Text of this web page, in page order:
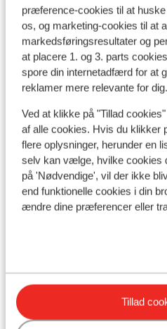
præference-cookies til at
os, og marketing-cookies til at
markedsføringsresultater og
at placere 1. og 3. parts
spore din internetadfærd for at
reklamer mere relevante for dig.
Ved at klikke på "Tillad
af alle cookies. Hvis du klikker
flere oplysninger, herunder en
selv kan vælge, hvilke cookies
på 'Nødvendige', vil der ikke
end funktionelle cookies i din
ændre dine præferencer eller
Tillad
Se
I området
Ved stranden
(gratis) , parasol (gratis) )
Afstand til stranden:
700 meter
kilometer
Afstand til busstoppested
Afstand til pengeautomat
Afstand til nærmeste